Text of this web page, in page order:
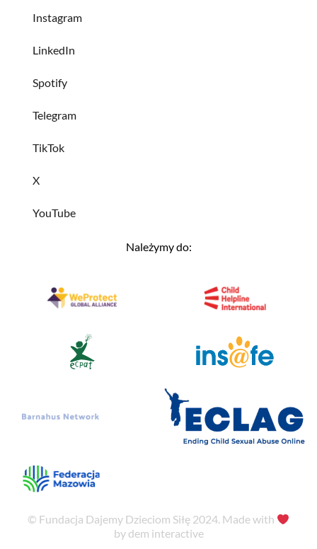
Instagram
LinkedIn
Spotify
Telegram
TikTok
X
YouTube
Należymy do:
© Fundacja Dajemy Dzieciom Siłę 2024. Made with
by dem interactive